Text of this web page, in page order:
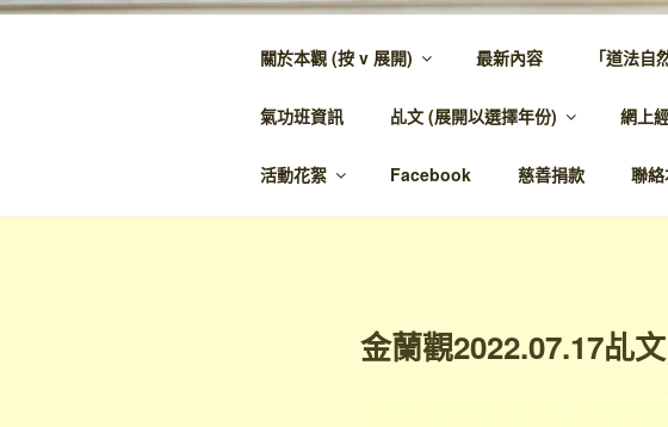
跳
金蘭觀 – 主
金蘭至誠，神人溫馨，代天宣化
關於本觀 (按 v 展開) 最新內容 「道法
氣功班資訊 乩文 (展開以選擇年份) 網上
活動花絮 Facebook 慈善捐款 聯
金蘭觀2022.07.17乩文